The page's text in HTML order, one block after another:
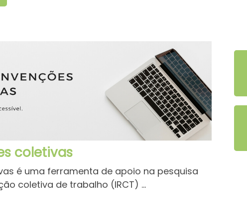
coletivas
é uma ferramenta de apoio na pesquisa
coletiva de trabalho (IRCT) ...